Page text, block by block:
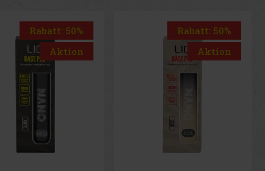
Rabatt: 50%
Aktion
Rabatt: 50%
Aktion